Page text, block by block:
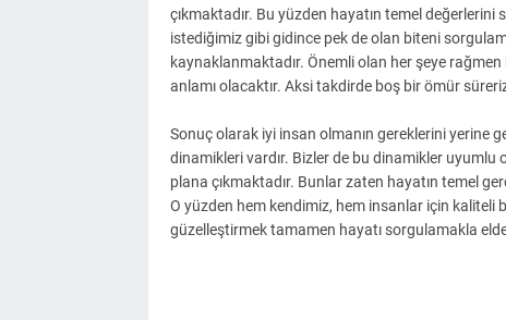
çıkmaktadır. Bu yüzden hayatın temel değerlerini
istediğimiz gibi gidince pek de olan biteni
kaynaklanmaktadır. Önemli olan her şeye
anlamı olacaktır. Aksi takdirde boş bir ömür
Sonuç olarak iyi insan olmanın gereklerini yerine
dinamikleri vardır. Bizler de bu dinamikler uyumlu
plana çıkmaktadır. Bunlar zaten hayatın temel
O yüzden hem kendimiz, hem insanlar için
güzelleştirmek tamamen hayatı sorgulamakla